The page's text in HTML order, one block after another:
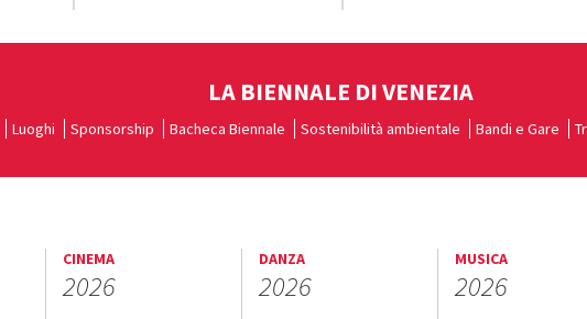
LA BIENNALE DI VENEZIA
Luoghi Sponsorship Bacheca Biennale Sostenibilità ambientale Bandi e Gare
CINEMA
2026
DANZA
2026
MUSICA
2026